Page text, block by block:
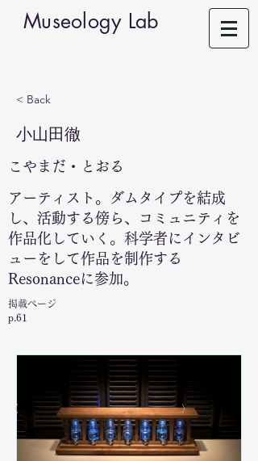
Museology Lab
< Back
小山田徹
こやまだ・とおる
アーティスト。ダムタイプを結成
し、活動する傍ら、コミュニティを
作品化していく。科学者にインタビ
ューをして作品を制作する
Resonanceに参加。
掲載ページ
p.61
〈 〉